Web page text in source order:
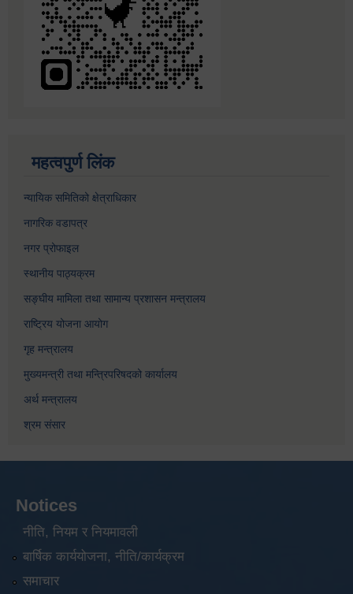
महत्वपुर्ण लिंक
न्यायिक समितिको क्षेत्राधिकार
नागरिक वडापत्र
नगर प्रोफाइल
स्थानीय पाठ्यक्रम
सङ्घीय मामिला तथा सामान्य प्रशासन मन्त्रालय
राष्ट्रिय योजना आयोग
गृह मन्त्रालय
मुख्यमन्त्री तथा मन्त्रिपरिषदको कार्यालय
अर्थ मन्त्रालय
श्रम संसार
Notices
नीति, नियम र नियमावली
बार्षिक कार्ययोजना, नीति/कार्यक्रम
समाचार